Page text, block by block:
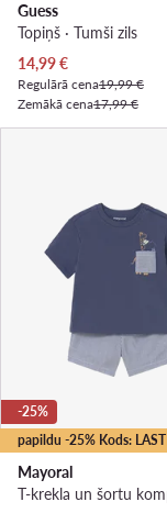
Guess
Topiņš · Tumši zils
Pašreizējā cena
14,99€
Regulārā cena19,99 €
Zemākā cena17,99 €
papildu -25% Kods: LAST
-25%
Mayoral